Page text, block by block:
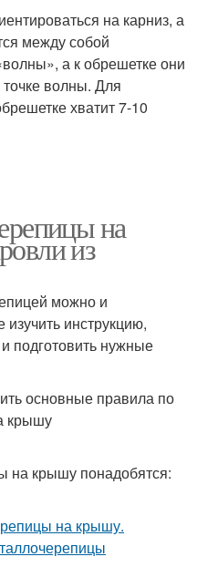
на карниз, а
между собой
а к обрешетке они
волны. Для
хватит 7-10
на
из
можно и
инструкцию,
подготовить нужные
основные правила по
крышу
на крышу понадобятся: